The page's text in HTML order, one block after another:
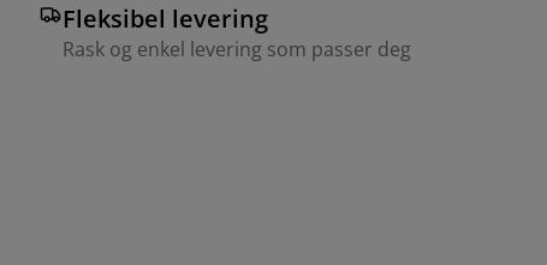
Fleksibel levering
Rask og enkel levering som passer deg